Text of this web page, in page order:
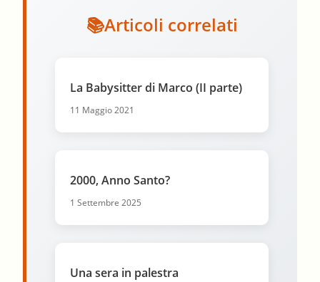
Articoli correlati
La Babysitter di Marco (II parte)
11 Maggio 2021
2000, Anno Santo?
1 Settembre 2025
Una sera in palestra